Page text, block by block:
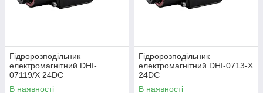
Гідророзподільник
електромагнітний DHI-
07119/X 24DC
В наявності
Гідророзподільник
електромагнітний DHI-0713-X
24DC
В наявності